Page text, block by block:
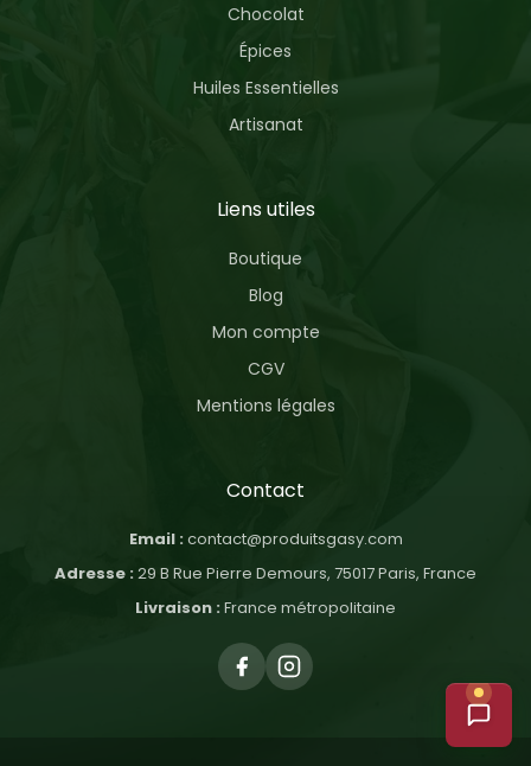
Chocolat
Épices
Huiles Essentielles
Artisanat
Liens utiles
Boutique
Blog
Mon compte
CGV
Mentions légales
Contact
Email : contact@produitsgasy.com
Adresse : 29 B Rue Pierre Demours, 75017 Paris, France
Livraison :France métropolitaine